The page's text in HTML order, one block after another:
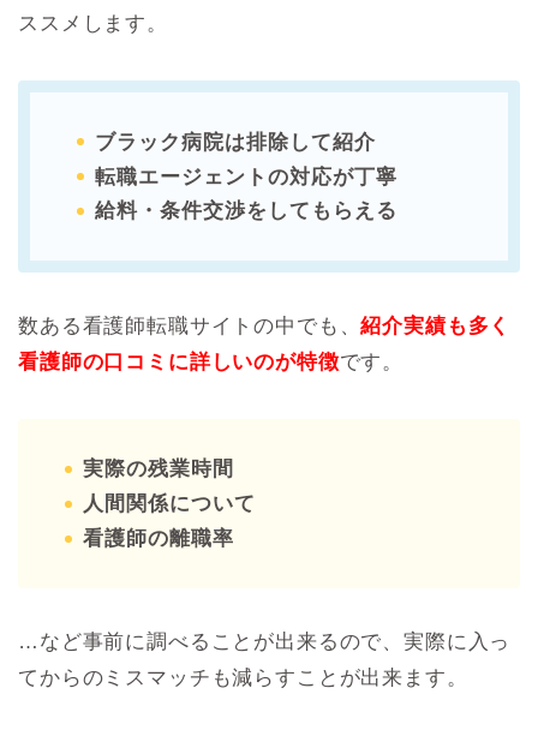
ススメします。
ブラック病院は排除して紹介
転職エージェントの対応が丁寧
給料・条件交渉をしてもらえる
数ある看護師転職サイトの中でも、紹介実績も多く
看護師の口コミに詳しいのが特徴です。
実際の残業時間
人間関係について
看護師の離職率
…など事前に調べることが出来るので、実際に入っ
てからのミスマッチも減らすことが出来ます。